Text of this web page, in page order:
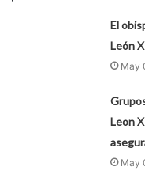
El
León
May
Leon
May